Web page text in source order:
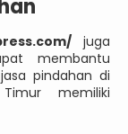
juga
membantu
pindahan di
memiliki